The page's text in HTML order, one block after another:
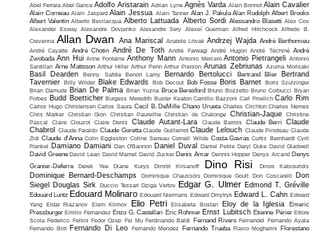
Abel Ferrara Abel Gance Adolfo Aristarain Adrian Lyne Agnès Varda Alain Bonnot Alain Cavalier
Alain Corneau Alain Jaspard Alain Jessua Alain Tanner Alan J. Pakula Alan Rudolph Albert Brooks
Albert Valentin Alberto Bevilacqua Alberto Lattuada Alberto Sordi Alessandro Blasetti Alex Cox
Alexander Esway Alexandre Dovjenko Alexandre Sery Alexeï Guerman Alfred Hitchcock Alfredo B.
Crevenna Allan Dwan Ana Mariscal Anatole Litvak Andrzej Wajda André Berthomieu
André Cayatte André Chotin André De Toth André Farwagi André Hugon André Téchiné André
Zwobada Ann Hui Anne Fontaine Anthony Mann Antonio Mercero Antonio Pietrangeli Antonio
Santillan Arne Mattsson Arthur Hiller Arthur Penn Arthur Pierson Arunas Zebriunas Azuma Morisaki
Basil Dearden Benny Safdie Benoit Lamy Bernardo Bertolucci Bertrand Blier
Bertrand
Tavernier Billy Wilder Blake Edwards Bob Decout Bob Fosse Boris Barnet Boris Szulzinger
Brian Damude Brian De Palma Brian Yuzna Bruce Beresford Bruno Bozzetto Bruno Corbucci Bryan
Forbes Budd Boetticher Burgess Meredith Buster Keaton Camillo Bazzoni Carl Froelich Carlo Rim
Carlos Hugo Christensen Carlos Saura Cecil B. DeMille Chano Urueta Charles Crichton Charles Nemes
Chris Marker Christian Gion Christian Paureilhe Christian de Chalonge Christian-Jaque
Christine
Pascal
Claire Clouzot Claire Denis Claude Autant-Lara Claude Barrois Claude Berri Claude
Chabrol
Claude Faraldo Claude Goretta Claude Guillemot Claude Lelouch Claude Pinoteau Claude
Zidi Claude d'Anna Colin Eggleston Coline Serreau Cornell Wilde Costa-Gavras Curtis Bernhardt Cyril
Frankel Damiano Damiani Dan O'Bannon Daniel Duval Daniel Petrie Daryl Duke David Gladwell
David Greene David Lean David Mamet David Zucker Denis Amar Dennis Hopper Denys Arcand Denys
Granier-Deferre
Derek Yee Diane Kurys Dimitri Kirsanoff Dino Risi Dinos Katsouridis
Dominique Bernard-Deschamps Dominique Chaussois Dominique Goult Don Coscarelli
Don
Siegel
Douglas Sirk Duccio Tessari Dziga Vertov Edgar G. Ulmer Edmond T. Gréville
Edouard Luntz Edouard Molinaro Edouard Niermans Edward Dmytryk Edward L. Cahn Edward
Yang Eldar Riazanov Elem Klimov Elio Petri Elisabeta Bostan Eloy de la Iglesia
Emeric
Pressburger Emilio Fernandez Enzo G. Castellari Eric Rohmer Ernst Lubitsch Etienne Périer Ettore
Scola Federico Fellini Fedor Ozep Fei Mu Ferdinando Baldi Fernand Rivers Fernandel Fernando Ayala
Fernando Birri Fernando Di Leo Fernando Mendez Fernando Trueba Flavio Mogherini
Florestano